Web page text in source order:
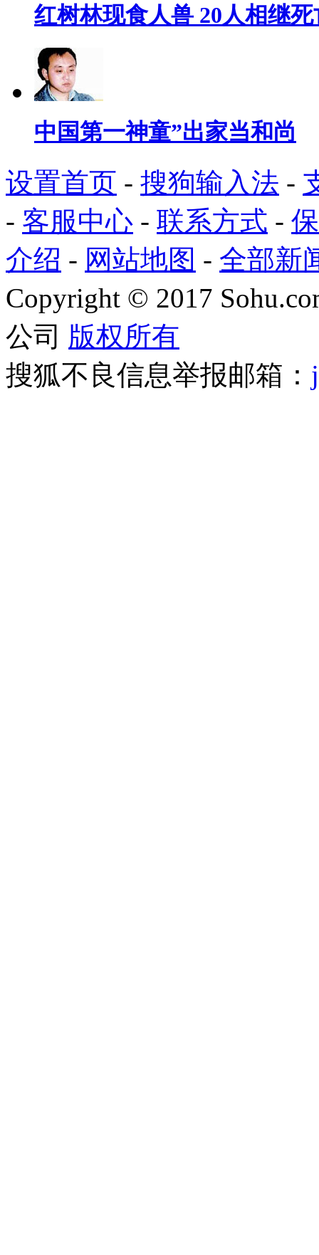
红树林现食人兽 20人相继死
中国第一神童”出家当和尚
设置首页 - 搜狗输入法 -
- 客服中心 - 联系方式 -
介绍 - 网站地图 - 全部新
Copyright © 2017
公司 版权所有
搜狐不良信息举报邮箱：